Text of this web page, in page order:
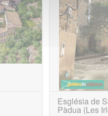
Església de
Pàdua (Les